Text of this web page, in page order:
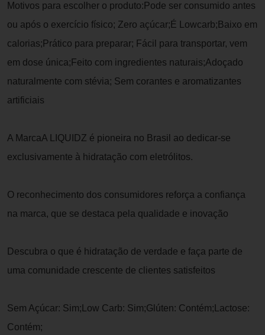
Motivos para escolher o produto:Pode ser consumido antes
ou após o exercício físico; Zero açúcar;É Lowcarb;Baixo em
calorias;Prático para preparar; Fácil para transportar, vem
em dose única;Feito com ingredientes naturais;Adoçado
naturalmente com stévia; Sem corantes e aromatizantes
artificiais
A MarcaA LIQUIDZ é pioneira no Brasil ao dedicar-se
exclusivamente à hidratação com eletrólitos.
O reconhecimento dos consumidores reforça a confiança
na marca, que se destaca pela qualidade e inovação
Descubra o que é hidratação de verdade e faça parte de
uma comunidade crescente de clientes satisfeitos
Sem Açúcar: Sim;Low Carb: Sim;Glúten: Contém;Lactose:
Contém;